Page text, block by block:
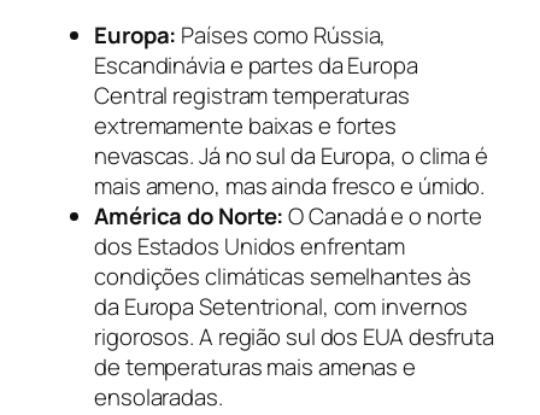
Europa: Países como Rússia,
Escandinávia e partes da Europa
Central registram temperaturas
extremamente baixas e fortes
nevascas. Já no sul da Europa, o clima é
mais ameno, mas ainda fresco e úmido.
América do Norte:O Canadá e o norte
dos Estados Unidos enfrentam
condições climáticas semelhantes às
da Europa Setentrional, com invernos
rigorosos. A região sul dos EUA desfruta
de temperaturas mais amenas e
ensolaradas.